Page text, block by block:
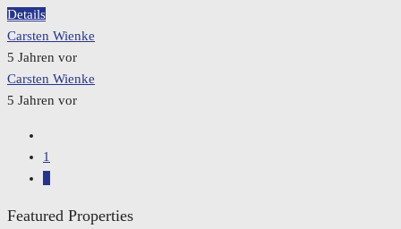
Details
Carsten Wienke
5 Jahren vor
Carsten Wienke
5 Jahren vor
1
Featured Properties